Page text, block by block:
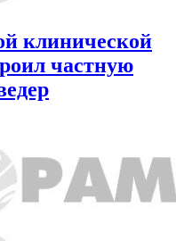
клинической
частную